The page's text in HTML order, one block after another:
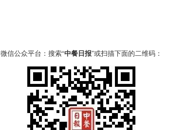
微信公众平台：搜索“中餐日报”或扫描下面的二维码：